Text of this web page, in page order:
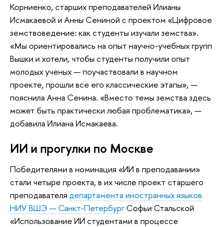
Корниенко, старших преподавателей Илианы
Исмакаевой и Анны Сениной с проектом «Цифровое
земствоведение: как студенты изучали земства».
«Мы ориентировались на опыт научно-учебных групп
Вышки и хотели, чтобы студенты получили опыт
молодых ученых — поучаствовали в научном
проекте, прошли все его классические этапы», —
пояснила Анна Сенина. «Вместо темы земства здесь
может быть практически любая проблематика», —
добавила Илиана Исмакаева.
ИИ и прогулки по Москве
Победителями в номинация «ИИ в преподавании»
стали четыре проекта, в их числе проект старшего
преподавателя департамента иностранных языков
НИУ ВШЭ — Санкт-ПетербургСофьи Стальской
«Использование ИИ студентами в процессе